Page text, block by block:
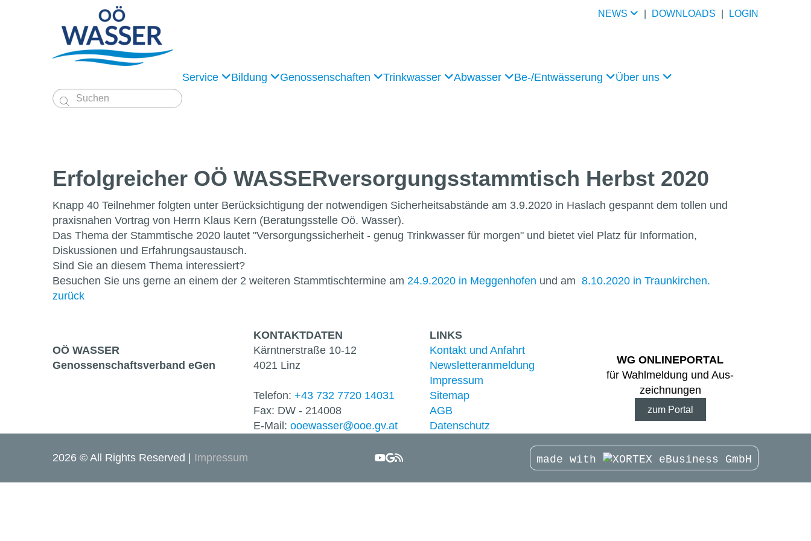
NEWS DOWNLOADS LOGIN
Service Bildung Genossenschaften Trinkwasser Abwasser Be-/Entwässerung Über uns

Erfolgreicher OÖ WASSERversorgungsstammtisch Herbst 2020
Knapp 40 Teilnehmer folgten unter Berücksichtigung der notwendigen Sicherheitsabstände am 3.9.2020 in Haslach gespannt dem tollen und
praxisnahen Vortrag von Herrn Klaus Kern (Beratungsstelle Oö. Wasser).
Das Thema der Stammtische 2020 lautet "Versorgungssicherheit - genug Trinkwasser für morgen" und bietet viel Platz für Information,
Diskussionen und Erfahrungsaustausch.
Sind Sie an diesem Thema interessiert?
Besuchen Sie uns gerne an einem der 2 weiteren Stammtischtermine am 24.9.2020 in Meggenhofen und am 8.10.2020 in Traunkirchen.
zurück
OÖ WASSER
Genossen­schaftsverband eGen
KONTAKT­DATEN
Kärntnerstraße 10-12
4021 Linz
Telefon: +43 732 7720 14031
Fax: DW - 214008
E-Mail: ooewasser@ooe.gv.at
LINKS
Kontakt und Anfahrt
Newsletter­anmeldung
Impressum
Sitemap
AGB
Datenschutz
WG ONLINE­PORTAL
für Wahl­meldung und Aus­
zeichnungen
zum Portal
2026 © All Rights Reserved Impressum made with